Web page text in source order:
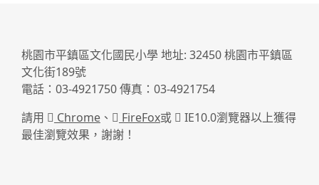
桃園市平鎮區文化國民小學 地址: 32450 桃園市平鎮區
文化街189號
電話：03-4921750 傳真：03-4921754
請用
Chrome 、 FireFox或
IE10.0瀏覽器以上獲得
最佳瀏覽效果，謝謝！